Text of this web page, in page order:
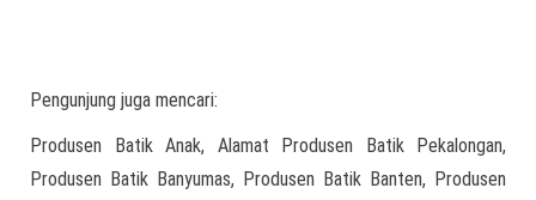
Pengunjung juga mencari:
Produsen Batik Anak, Alamat Produsen Batik Pekalongan,
Produsen Batik Banyumas, Produsen Batik Banten, Produsen